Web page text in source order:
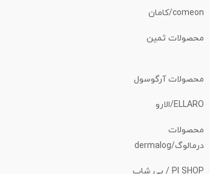
comeon/کامان
محصولات ثمین
محصولات آرگوسول
ELLARO/الارو
محصولات
درمالوگ/dermalog
PI SHOP / پی شاپ